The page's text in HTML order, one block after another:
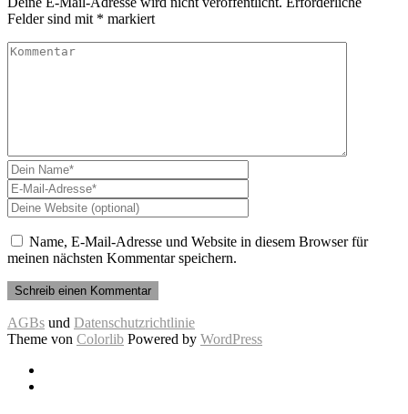
Felder sind mit * markiert
Name, E-Mail-Adresse und Website in diesem Browser für
meinen nächsten Kommentar speichern.
AGBs und Datenschutzrichtlinie
Theme von Colorlib Powered by WordPress